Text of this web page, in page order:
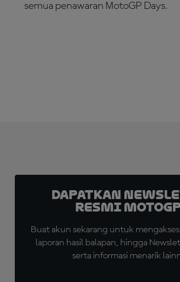
semua penawaran MotoGP Days.
Dapatkan
Resmi
Buat akun sekarang untuk
laporan hasil balapan, hingga
serta informasi menarik